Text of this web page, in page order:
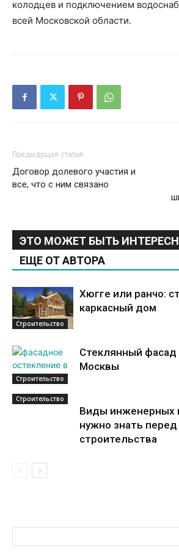
колодцев и подключением
всей Московской области.
Предыдущая статья
Договор долевого участия и
все, что с ним связано
ЭТО МОЖЕТ БЫТЬ
ЕЩЕ ОТ АВТОРА
Строительство
Хюгге или ранчо:
каркасный дом
Строительство
Стеклянный фасад
Москвы
Строительство
Виды инженерных
нужно знать
строительства